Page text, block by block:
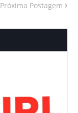
Próxima Postagem